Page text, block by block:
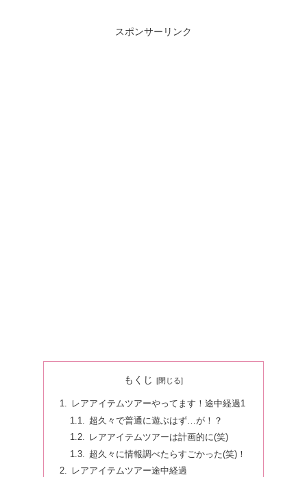
スポンサーリンク
もくじ
レアアイテムツアーやってます！途中経過1
超久々で普通に遊ぶはず…が！？
レアアイテムツアーは計画的に(笑)
超久々に情報調べたらすごかった(笑)！
レアアイテムツアー途中経過